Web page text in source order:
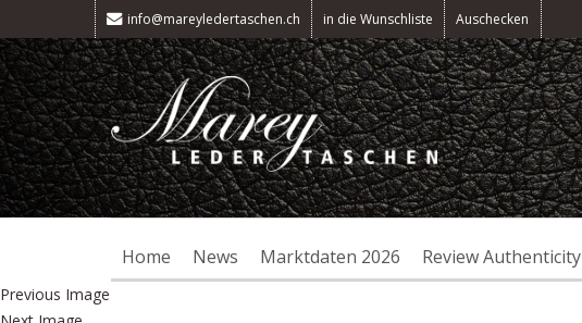
info@mareyledertaschen.ch in die Wunschliste Auschecken
Home News Marktdaten 2026 Review Authenticity
Previous Image